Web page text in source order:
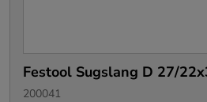
Festool Sugslang D 27/
200041